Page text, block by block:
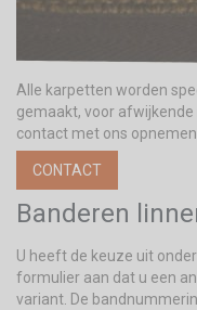
Alle karpetten worden
gemaakt, voor
contact met ons
CONTACT
Banderen
U heeft de keuze uit
formulier aan dat u een
variant. De